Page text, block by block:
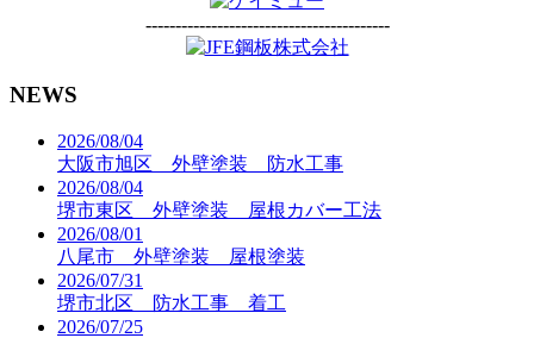
-----------------------------------------
NEWS
2026/08/04
大阪市旭区 外壁塗装 防水工事
2026/08/04
堺市東区 外壁塗装 屋根カバー工法
2026/08/01
八尾市 外壁塗装 屋根塗装
2026/07/31
堺市北区 防水工事 着工
2026/07/25